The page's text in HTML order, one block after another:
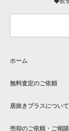
大阪市天王寺区
高石市の飲食店
大阪市鶴見区の
大阪市浪速区の
大阪府のその他
ホーム
無料査定のご依頼
居抜きプラスについて
売却のご依頼・ご相談